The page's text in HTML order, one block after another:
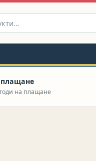
на плащане